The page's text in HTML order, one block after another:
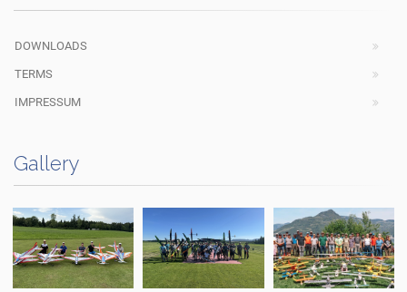
DOWNLOADS
TERMS
IMPRESSUM
Gallery